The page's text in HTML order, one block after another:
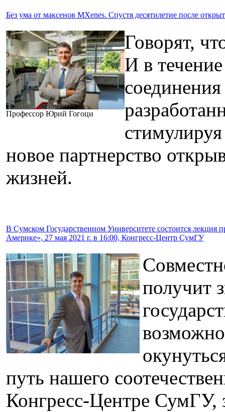
Без ума от максенов MXenes. Спустя десятилетие после
Профессор Юрий Гогоци
Говорят,
И в
новое партнерство
жизней.
В Сумском Государственном Университете состоится
Америке», 27 мая 2021 г. в 16:00, Конгресс-Центр СумГУ
получит
путь нашего
Конгресс-Центре СумГУ,